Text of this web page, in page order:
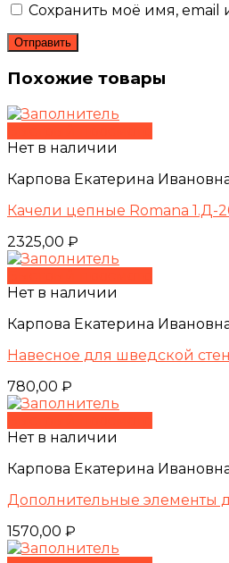
Сохранить моё имя, email
Похожие товары
Нет в наличии
Карпова Екатерина
Качели цепные Romana 1.Д-
2325,00 ₽
Нет в наличии
Карпова Екатерина
Навесное для шведской
780,00 ₽
Нет в наличии
Карпова Екатерина
Дополнительные элементы
1570,00 ₽